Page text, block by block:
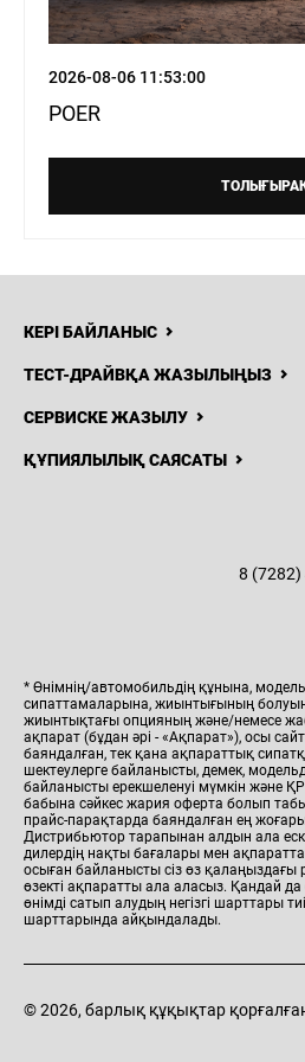
2026-08-06 11:53:00
POER
КЕРІ БАЙЛАНЫС
ТЕСТ-ДРАЙВҚА ЖАЗЫЛЫҢЫЗ
СЕРВИСКЕ ЖАЗЫЛУ
ҚҰПИЯЛЫЛЫҚ САЯСАТЫ
8 (7282)
* Өнімнің/автомобильдің құнына,
сипаттамаларына, жиынтығының
жиынтықтағы опцияның және/немесе
ақпарат (бұдан әрі - «Ақпарат»), осы
баяндалған, тек қана ақпараттық
шектеулерге байланысты, демек,
байланысты ерекшеленуі мүмкін және
бабына сәйкес жария оферта болып
прайс-парақтарда баяндалған ең
Дистрибьютор тарапынан алдын ала
дилердің нақты бағалары мен
осыған байланысты сіз өз
өзекті ақпаратты ала аласыз. Қандай
өнімді сатып алудың негізгі шарттары
шарттарында айқындалады.
© 2026, барлық құқықтар